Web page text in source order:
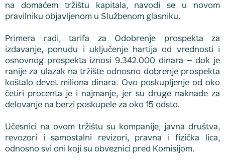
na domaćem tržištu kapitala, navodi se u novom
pravilniku objavljenom u Službenom glasniku.
Primera radi, tarifa za Odobrenje prospekta za
izdavanje, ponudu i uključenje hartija od vrednosti i
osnovnog prospekta iznosi 9.342.000 dinara – dok je
ranije za ulazak na tržište odnosno dobrenje prospekta
koštalo devet miliona dinara. Ovo poskupljenje od oko
četiri procenta je i najmanje, jer su druge naknade za
delovanje na berzi poskupele za oko 15 odsto.
Učesnici na ovom tržištu su kompanije, javna društva,
revozori i samostalni revizori, pravna i fizička lica,
odnosno svi oni koji su obveznici pred Komisijom.